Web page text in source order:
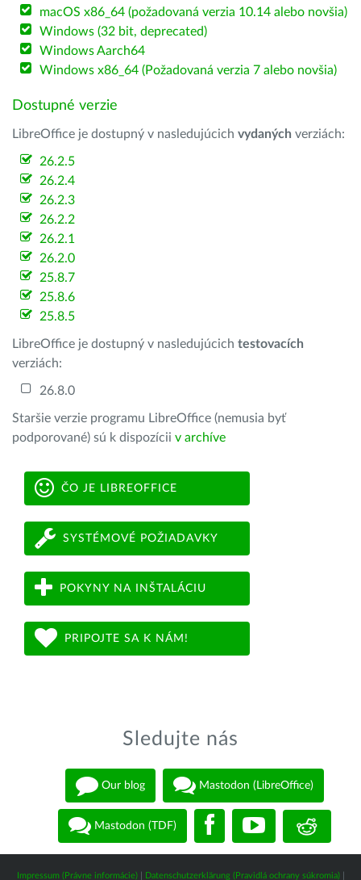
macOS x86_64 (požadovaná verzia 10.14 alebo novšia)
Windows (32 bit, deprecated)
Windows Aarch64
Windows x86_64 (Požadovaná verzia 7 alebo novšia)
Dostupné verzie
LibreOffice je dostupný v nasledujúcich vydaných verziách:
26.2.5
26.2.4
26.2.3
26.2.2
26.2.1
26.2.0
25.8.7
25.8.6
25.8.5
LibreOffice je dostupný v nasledujúcich testovacích
verziách:
26.8.0
Staršie verzie programu LibreOffice (nemusia byť
podporované) sú k dispozícii v archíve
ČO JE LIBREOFFICE
SYSTÉMOVÉ POŽIADAVKY
POKYNY NA INŠTALÁCIU
PRIPOJTE SA K NÁM!
Sledujte nás
Our blog Mastodon (LibreOffice)
Mastodon (TDF)
Impressum (Právne informácie)| Datenschutzerklärung (Pravidlá ochrany súkromia)|